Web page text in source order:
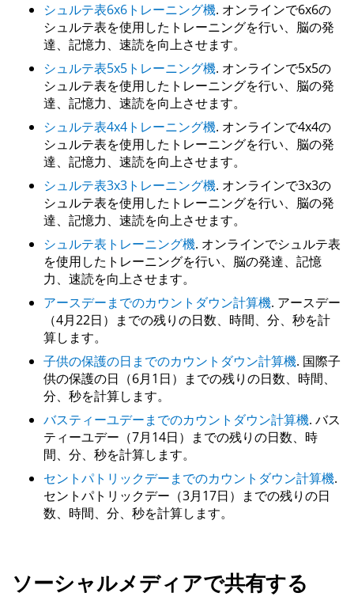
シュルテ表6x6トレーニング機. オンラインで6x6の
シュルテ表を使用したトレーニングを行い、脳の発
達、記憶力、速読を向上させます。
シュルテ表5x5トレーニング機. オンラインで5x5の
シュルテ表を使用したトレーニングを行い、脳の発
達、記憶力、速読を向上させます。
シュルテ表4x4トレーニング機. オンラインで4x4の
シュルテ表を使用したトレーニングを行い、脳の発
達、記憶力、速読を向上させます。
シュルテ表3x3トレーニング機. オンラインで3x3の
シュルテ表を使用したトレーニングを行い、脳の発
達、記憶力、速読を向上させます。
シュルテ表トレーニング機. オンラインでシュルテ表
を使用したトレーニングを行い、脳の発達、記憶
力、速読を向上させます。
アースデーまでのカウントダウン計算機. アースデー
（4月22日）までの残りの日数、時間、分、秒を計
算します。
子供の保護の日までのカウントダウン計算機. 国際子
供の保護の日（6月1日）までの残りの日数、時間、
分、秒を計算します。
バスティーユデーまでのカウントダウン計算機. バス
ティーユデー（7月14日）までの残りの日数、時
間、分、秒を計算します。
セントパトリックデーまでのカウントダウン計算機.
セントパトリックデー（3月17日）までの残りの日
数、時間、分、秒を計算します。
ソーシャルメディアで共有する